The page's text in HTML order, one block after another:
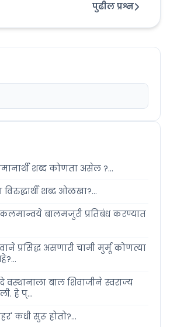
पुढील प्रश्न
शब्द कोणता असेल ?...
शब्द ओळखा?...
बालमजुरी प्रतिबंध करण्यात
प्रसिद्ध असणारी चामी मुर्मू कोणत्या
वस्थानाला बाल शिवाजीने स्वराज्य
हे प्...
कधी सुरू होतो?...